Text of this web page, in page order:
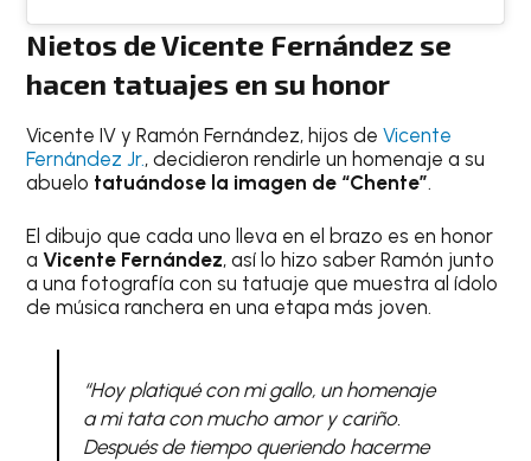
Nietos de Vicente Fernández se
hacen tatuajes en su honor
Vicente IV y Ramón Fernández, hijos deVicente
Fernández Jr., decidieron rendirle un homenaje a su
abuelo tatuándose la imagen de “Chente”.
El dibujo que cada uno lleva en el brazo es en honor
aVicente Fernández, así lo hizo saber Ramón junto
a una fotografía con su tatuaje que muestra al ídolo
de música ranchera en una etapa más joven.
“Hoy platiqué con mi gallo, un homenaje
a mi tata con mucho amor y cariño.
Después de tiempo queriendo hacerme